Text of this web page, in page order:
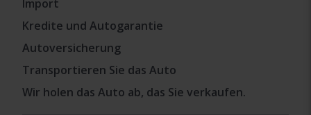
Import
Kredite und Autogarantie
Autoversicherung
Transportieren Sie das Auto
Wir holen das Auto ab, das Sie verkaufen.